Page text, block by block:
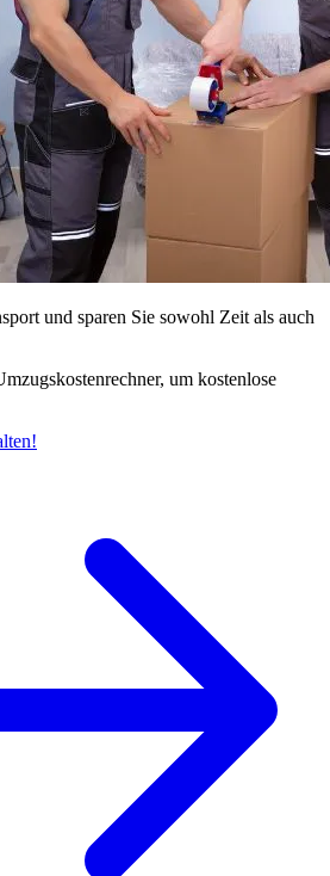
und sparen Sie sowohl Zeit als auch
um kostenlose